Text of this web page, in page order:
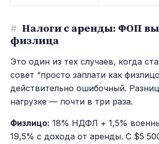
# Налоги с аренды: ФОП
физлица
Это один из тех случаев, когда
совет “просто заплати как
действительно ошибочный.
нагрузке — почти в три раза.
Физлицо: 18% НДФЛ + 1,5%
19,5% с дохода от аренды. С $5